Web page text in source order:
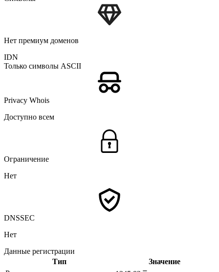
Нет премиум доменов
IDN
Только символы ASCII
Privacy Whois
Доступно всем
Ограничение
Нет
DNSSEC
Нет
Данные регистрации
Тип
Значение